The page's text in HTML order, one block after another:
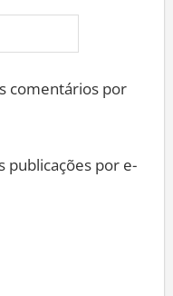
comentários por
publicações por e-